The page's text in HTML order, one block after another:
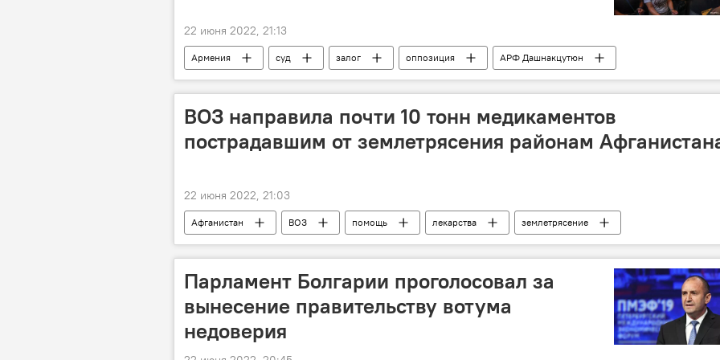
22 июня 2022, 21:13
Армения суд залог оппозиция АРФ Дашнакцутюн
ВОЗ направила почти 10 тонн медикаментов
пострадавшим от землетрясения районам
22 июня 2022, 21:03
Афганистан ВОЗ помощь лекарства землетрясение
Парламент Болгарии проголосовал за
вынесение правительству вотума
недоверия